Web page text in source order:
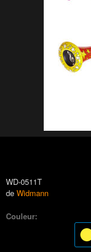
WD-0511T
de Widmann
Couleur: